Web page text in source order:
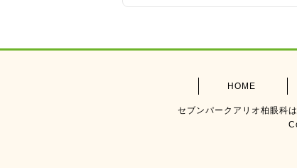
HOME
セブンパークアリオ柏眼科